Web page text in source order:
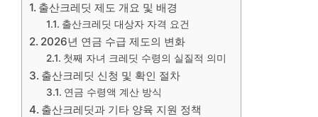
출산크레딧 제도 개요 및 배경
출산크레딧 대상자 자격 요건
2026년 연금 수급 제도의 변화
첫째 자녀 크레딧 수령의 실질적 의미
출산크레딧 신청 및 확인 절차
연금 수령액 계산 방식
출산크레딧과 기타 양육 지원 정책